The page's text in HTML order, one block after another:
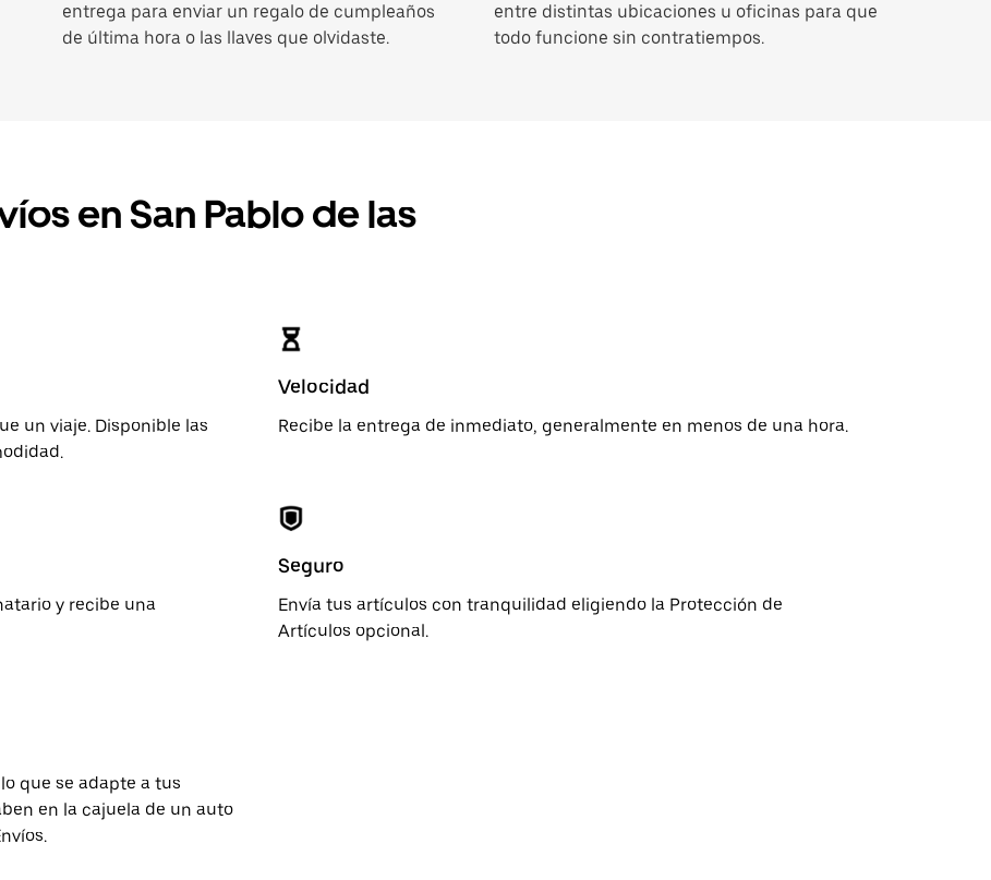
entrega para enviar un regalo de cumpleaños
de última hora o las llaves que olvidaste.
entre distintas ubicaciones u oficinas para que
todo funcione sin contratiempos.
en San Pablo de las
un viaje. Disponible las
Velocidad
Recibe la entrega de inmediato, generalmente en menos de una hora.
y recibe una
Seguro
Envía tus artículos con tranquilidad eligiendo la Protección de
Artículos opcional.
que se adapte a tus
en la cajuela de un auto